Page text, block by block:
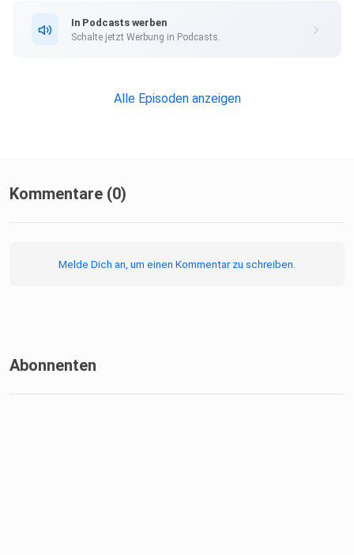
In Podcasts werben
Schalte jetzt Werbung in Podcasts.
Alle Episoden anzeigen
Kommentare (0)
Melde Dich an, um einen Kommentar zu schreiben.
Abonnenten